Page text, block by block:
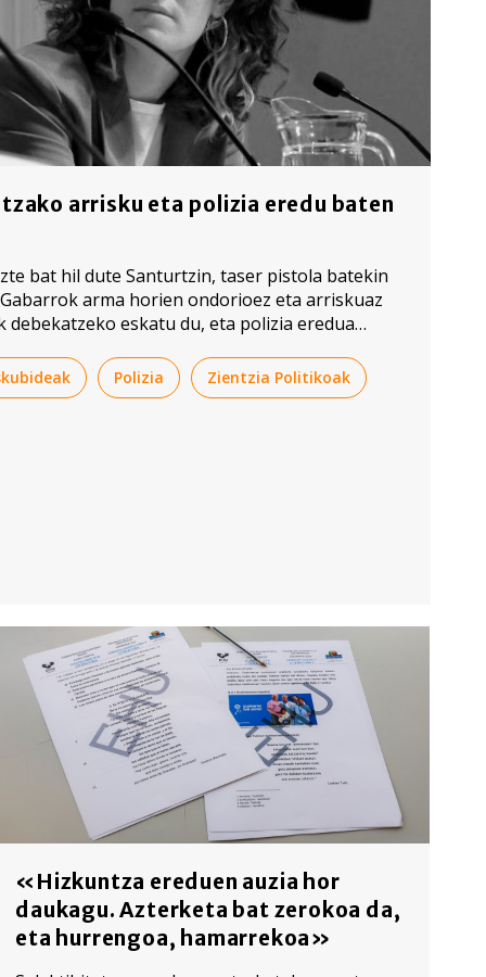
arrisku eta polizia eredu baten
bat hil dute Santurtzin, taser pistola batekin
arma horien ondorioez eta arriskuaz
eskatu du, eta polizia eredua
Polizia Zientzia Politikoak
«Hizkuntza ereduen auzia hor
daukagu. Azterketa bat zerokoa da,
eta hurrengoa, hamarrekoa»